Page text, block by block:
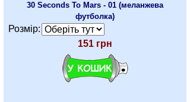
30 Seconds To Mars - 01 (меланжева
футболка)
Розмір:
151 грн